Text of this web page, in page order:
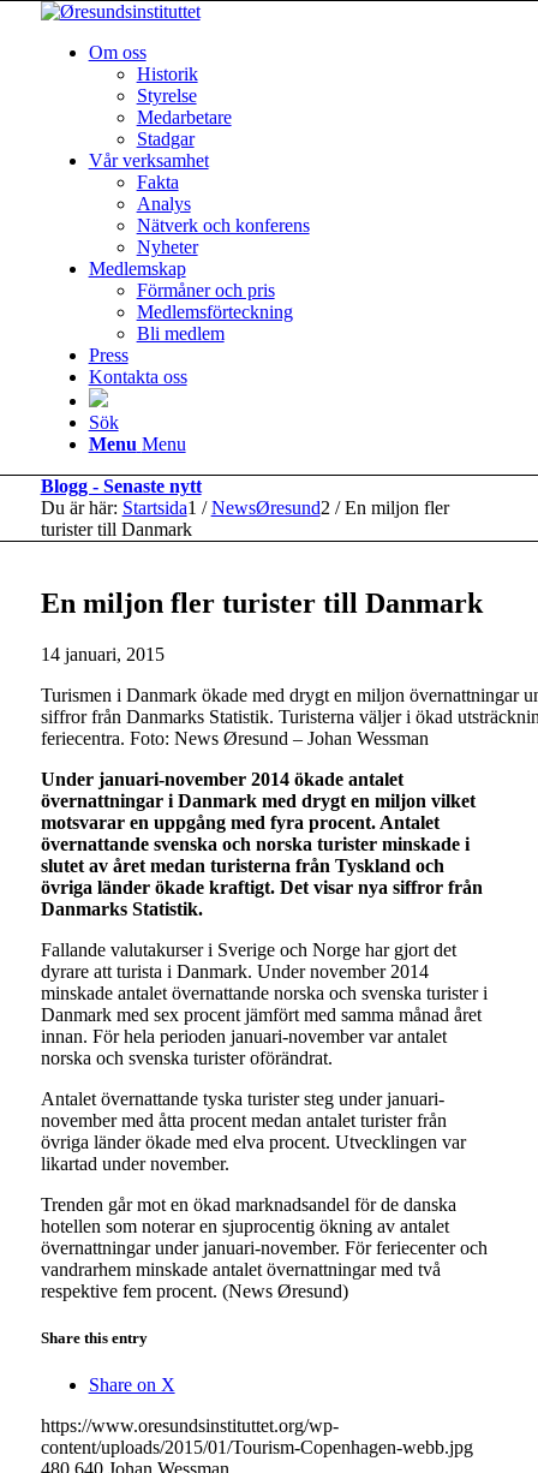
Om oss
Historik
Styrelse
Medarbetare
Stadgar
Vår verksamhet
Fakta
Analys
Nätverk och konferens
Nyheter
Medlemskap
Förmåner och pris
Medlemsförteckning
Bli medlem
Press
Kontakta oss
Sök
Menu Menu
Blogg - Senaste nytt
Du är här: Startsida1 / NewsØresund2 / En miljon fler
turister till Danmark
En miljon fler turister till Danmark
14 januari, 2015
Turismen i Danmark ökade med drygt en miljon övernattningar
siffror från Danmarks Statistik. Turisterna väljer i ökad
feriecentra. Foto: News Øresund – Johan Wessman
Under januari-november 2014 ökade antalet
övernattningar i Danmark med drygt en miljon vilket
motsvarar en uppgång med fyra procent. Antalet
övernattande svenska och norska turister minskade i
slutet av året medan turisterna från Tyskland och
övriga länder ökade kraftigt. Det visar nya siffror från
Danmarks Statistik.
Fallande valutakurser i Sverige och Norge har gjort det
dyrare att turista i Danmark. Under november 2014
minskade antalet övernattande norska och svenska turister i
Danmark med sex procent jämfört med samma månad året
innan. För hela perioden januari-november var antalet
norska och svenska turister oförändrat.
Antalet övernattande tyska turister steg under januari-
november med åtta procent medan antalet turister från
övriga länder ökade med elva procent. Utvecklingen var
likartad under november.
Trenden går mot en ökad marknadsandel för de danska
hotellen som noterar en sjuprocentig ökning av antalet
övernattningar under januari-november. För feriecenter och
vandrarhem minskade antalet övernattningar med två
respektive fem procent. (News Øresund)
Share this entry
Share on X
https://www.oresundsinstituttet.org/wp-
content/uploads/2015/01/Tourism-Copenhagen-webb.jpg